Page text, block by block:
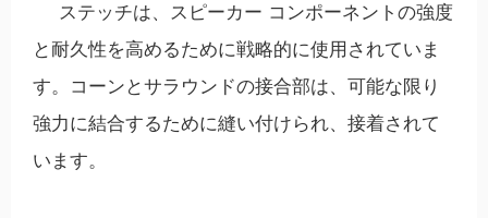
ステッチは、スピーカー コンポーネントの強度
と耐久性を高めるために戦略的に使用されていま
す。コーンとサラウンドの接合部は、可能な限り
強力に結合するために縫い付けられ、接着されて
います。